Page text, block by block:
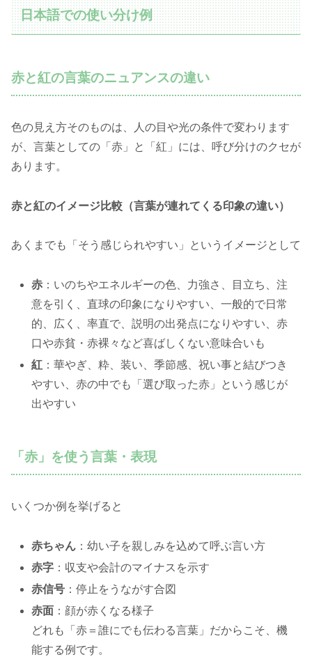
日本語での使い分け例
赤と紅の言葉のニュアンスの違い
色の見え方そのものは、人の目や光の条件で変わります
が、言葉としての「赤」と「紅」には、呼び分けのクセが
あります。
赤と紅のイメージ比較（言葉が連れてくる印象の違い）
あくまでも「そう感じられやすい」というイメージとして
赤 ：いのちやエネルギーの色、力強さ、目立ち、注
意を引く、直球の印象になりやすい、一般的で日常
的、広く、率直で、説明の出発点になりやすい、赤
口や赤貧・赤裸々など喜ばしくない意味合いも
紅 ：華やぎ、粋、装い、季節感、祝い事と結びつき
やすい、赤の中でも「選び取った赤」という感じが
出やすい
「赤」を使う言葉・表現
いくつか例を挙げると
赤ちゃん ：幼い子を親しみを込めて呼ぶ言い方
赤字 ：収支や会計のマイナスを示す
赤信号 ：停止をうながす合図
赤面 ：顔が赤くなる様子
どれも「赤＝誰にでも伝わる言葉」だからこそ、機
能する例です。